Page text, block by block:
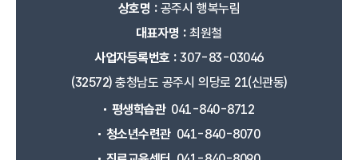
상호명 :공주시 행복누림
대표자명 :최원철
사업자등록번호 :307-83-03046
(32572) 충청남도 공주시 의당로 21(신관동)
평생학습관 041-840-8712
청소년수련관 041-840-8070